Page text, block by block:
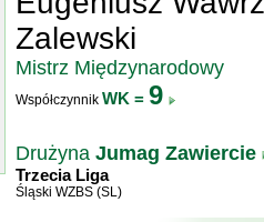
Zalewski
Mistrz Międzynarodowy
Współczynnik WK = 9
Drużyna Jumag Zawiercie
Trzecia Liga
Śląski WZBS (SL)